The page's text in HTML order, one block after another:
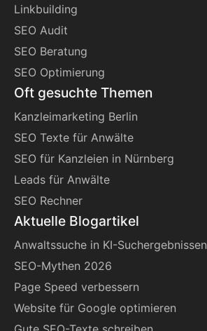
Linkbuilding
SEO Audit
SEO Beratung
SEO Optimierung
Oft gesuchte Themen
Kanzleimarketing Berlin
SEO Texte für Anwälte
SEO für Kanzleien in Nürnberg
Leads für Anwälte
SEO Rechner
Aktuelle Blogartikel
Anwaltssuche in KI-Suchergebnissen
SEO-Mythen 2026
Page Speed verbessern
Website für Google optimieren